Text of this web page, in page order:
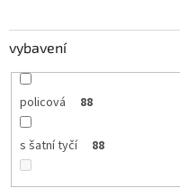
vybavení
policová 88
s šatní tyčí 88